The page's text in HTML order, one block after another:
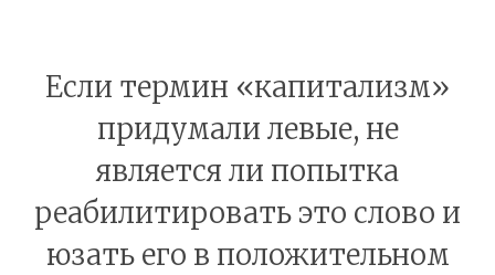
Если термин «капитализм»
придумали левые, не
является ли попытка
реабилитировать это слово и
юзать его в положительном